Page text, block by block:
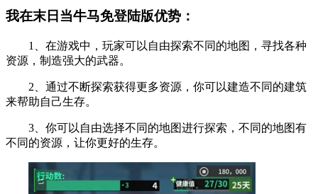
我在末日当牛马免登陆版优势：
1、在游戏中，玩家可以自由探索不同的地图，寻找各种
资源，制造强大的武器。
2、通过不断探索获得更多资源，你可以建造不同的建筑
来帮助自己生存。
3、你可以自由选择不同的地图进行探索，不同的地图有
不同的资源，让你更好的生存。